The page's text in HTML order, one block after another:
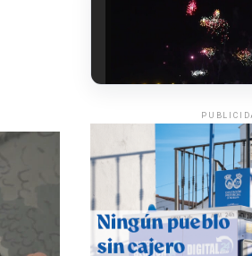
6º DÍA DE LAS
2026
·Huelvatv